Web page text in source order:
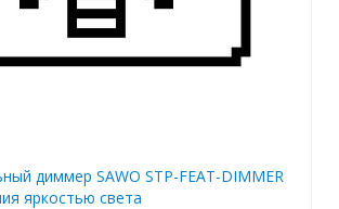
диммер SAWO STP-FEAT-DIMMER
яркостью света